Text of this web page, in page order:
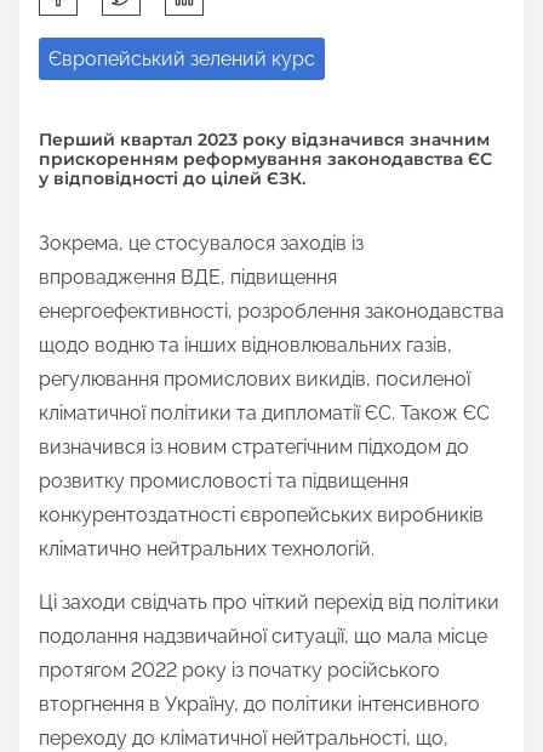
e
t
h
Європейський зелений курс
Перший квартал 2023 року відзначився значним
прискоренням реформування законодавства ЄС
у відповідності до цілей ЄЗК.
Зокрема, це стосувалося заходів із
впровадження ВДЕ, підвищення
енергоефективності, розроблення законодавства
щодо водню та інших відновлювальних газів,
регулювання промислових викидів, посиленої
кліматичної політики та дипломатії ЄС. Також ЄС
визначився із новим стратегічним підходом до
розвитку промисловості та підвищення
конкурентоздатності європейських виробників
кліматично нейтральних технологій.
Ці заходи свідчать про чіткий перехід від політики
подолання надзвичайної ситуації, що мала місце
протягом 2022 року із початку російського
вторгнення в Україну, до політики інтенсивного
переходу до кліматичної нейтральності, що,